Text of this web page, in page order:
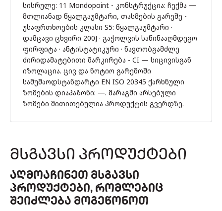
სისრულე: 11 Mondopoint - კონსტრუქცია: ჩექმა —
მთლიანად წყალგაუმტარი, თასმების გარეშე -
უსაფრთხოების კლასი S5: წყალგაუმტარი ·
დამცავი ცხვირი 200J · გაჭოლვის საწინააღმდეგო
ფირფიტა · ანტისტატიკური · ნავთობგამძლე
ძირიდამატებითი მარკირება - CI — სიცივისგან
იზოლაცია. ცივ და ნოტიო გარემოში
სამუშაოდსტანდარტი EN ISO 20345 ქარხნული
ზომების დიაპაზონი: —. მარაგში არსებული
ზომები მითითებულია პროდუქტის გვერდზე.
ᲛᲡᲒᲐᲕᲡᲘ ᲞᲠᲝᲓᲣᲥᲢᲔᲑᲘ
ᲐᲦᲛᲝᲐᲩᲘᲜᲔᲗ ᲛᲡᲒᲐᲕᲡᲘ
ᲞᲠᲝᲓᲣᲥᲢᲔᲑᲘ, ᲠᲝᲛᲚᲔᲑᲘᲪ
ᲨᲔᲘᲫᲚᲔᲑᲐ ᲛᲝᲒᲔᲬᲝᲜᲝᲗ